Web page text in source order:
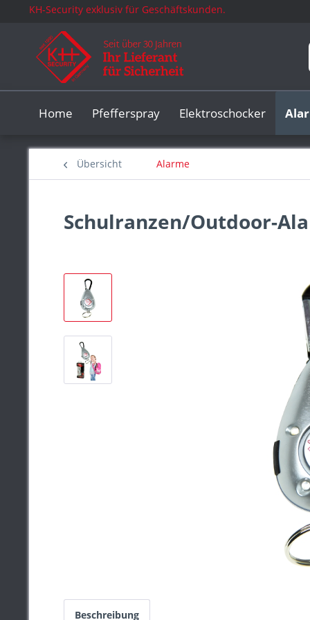
KH-Security exklusiv für Geschäftskunden.
Home Pfefferspray Elektroschocker
Übersicht Alarme
Schulranzen/Outdoor-
Beschreibung